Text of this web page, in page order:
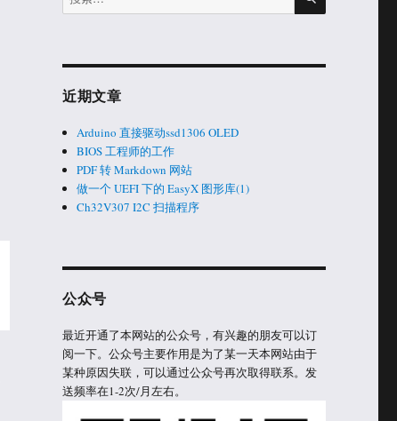
索：
近期文章
Arduino 直接驱动ssd1306 OLED
BIOS 工程师的工作
PDF 转 Markdown 网站
做一个 UEFI 下的 EasyX 图形库(1)
Ch32V307 I2C 扫描程序
公众号
最近开通了本网站的公众号，有兴趣的朋友可以订
阅一下。公众号主要作用是为了某一天本网站由于
某种原因失联，可以通过公众号再次取得联系。发
送频率在1-2次/月左右。